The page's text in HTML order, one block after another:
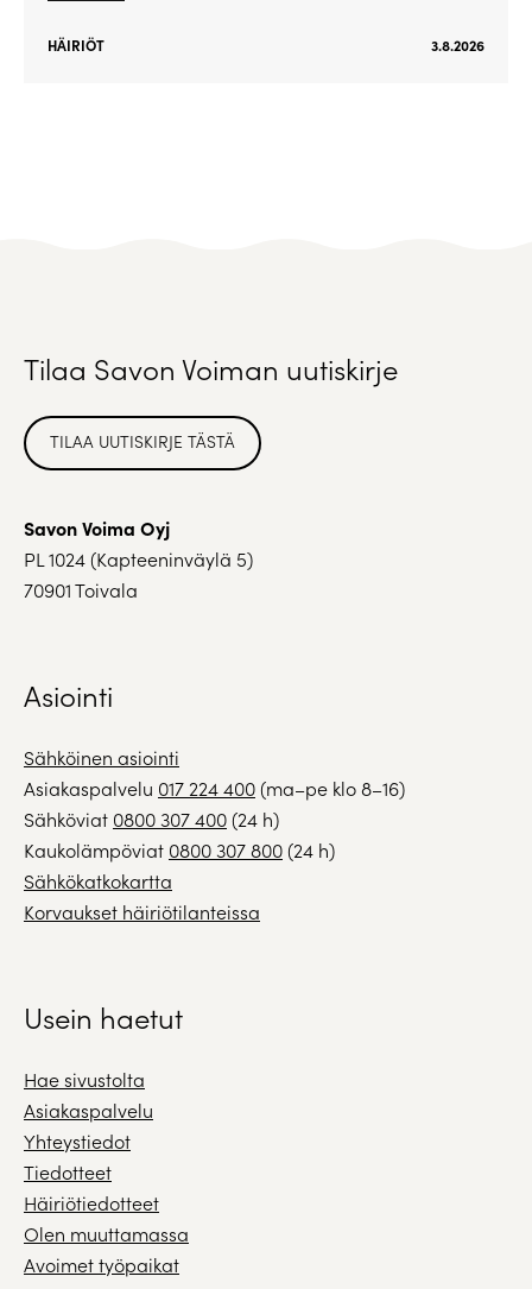
HÄIRIÖT 3.8.2026
Tilaa Savon Voiman uutiskirje
TILAA UUTISKIRJE TÄSTÄ
Savon Voima Oyj
PL 1024 (Kapteeninväylä 5)
70901 Toivala
Asiointi
Sähköinen asiointi
Asiakaspalvelu 017 224 400(ma–pe klo 8–16)
Sähköviat 0800 307 400(24 h)
Kaukolämpöviat 0800 307 800(24 h)
Sähkökatkokartta
Korvaukset häiriötilanteissa
Usein haetut
Hae sivustolta
Asiakaspalvelu
Yhteystiedot
Tiedotteet
Häiriötiedotteet
Olen muuttamassa
Avoimet työpaikat